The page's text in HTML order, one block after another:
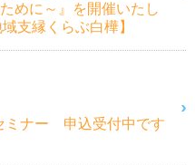
めに～』を開催いたし
支縁くらぶ白樺】
ミナー 申込受付中です